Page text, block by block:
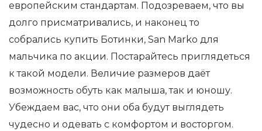
европейским стандартам. Подозреваем, что вы
долго присматривались, и наконец то
собрались купить Ботинки, San Marko для
мальчика по акции. Постарайтесь приглядеться
к такой модели. Величие размеров даёт
возможность обуть как малыша, так и юношу.
Убеждаем вас, что они оба будут выглядеть
чудесно и одевать с комфортом и восторгом.